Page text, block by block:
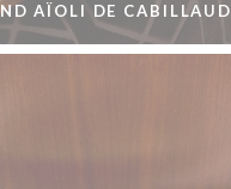
AÏOLI DE CABILLAUD